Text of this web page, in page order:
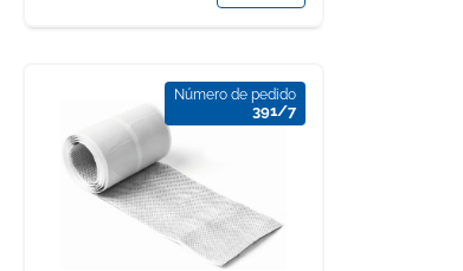
Número de pedido
391/7